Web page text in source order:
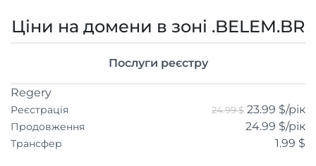
Ціни на домени в зоні .BELEM.BR
Послуги реєстру
Regery
Реєстрація 24.99 $ 23.99 $/рік
Продовження 24.99 $/рік
Трансфер 1.99 $